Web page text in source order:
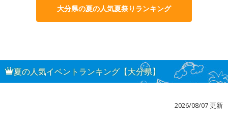
大分県の夏の人気夏祭りランキング
夏の人気イベントランキング【大分県】
2026/08/07 更新